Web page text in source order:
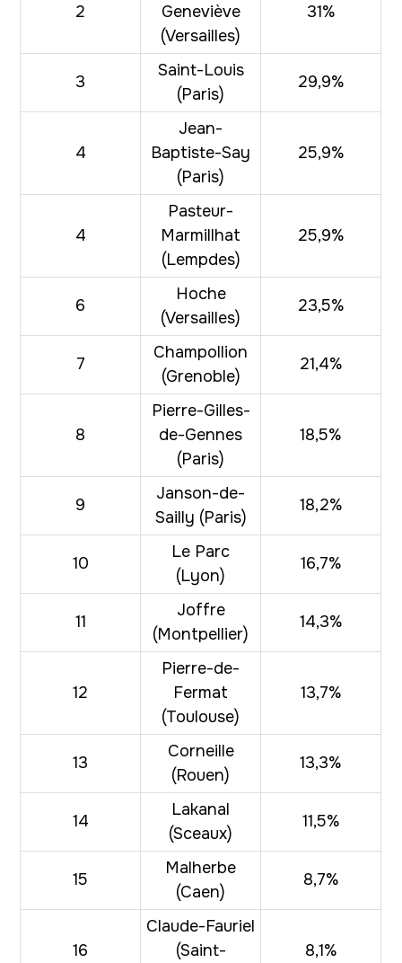
2
Geneviève
(Versailles)
31%
3
Saint-Louis
(Paris)
29,9%
4
Jean-
Baptiste-Say
(Paris)
25,9%
4
Pasteur-
Marmillhat
(Lempdes)
25,9%
6
Hoche
(Versailles)
23,5%
7
Champollion
(Grenoble)
21,4%
8
Pierre-Gilles-
de-Gennes
(Paris)
18,5%
9
Janson-de-
Sailly (Paris)
18,2%
10
Le Parc
(Lyon)
16,7%
11
Joffre
(Montpellier)
14,3%
12
Pierre-de-
Fermat
(Toulouse)
13,7%
13
Corneille
(Rouen)
13,3%
14
Lakanal
(Sceaux)
11,5%
15
Malherbe
(Caen)
8,7%
16
Claude-Fauriel
(Saint-
8,1%